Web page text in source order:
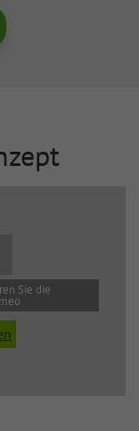
Sie die